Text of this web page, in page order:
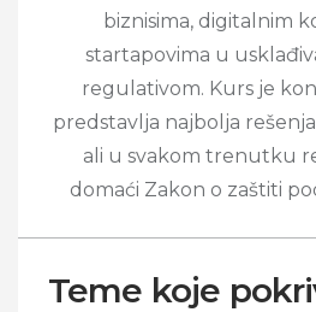
biznisima, digitalnim
startapovima u
regulativom. Kurs je
predstavlja najbolja
ali u svakom trenutku
domaći Zakon o zaštiti
Teme koje